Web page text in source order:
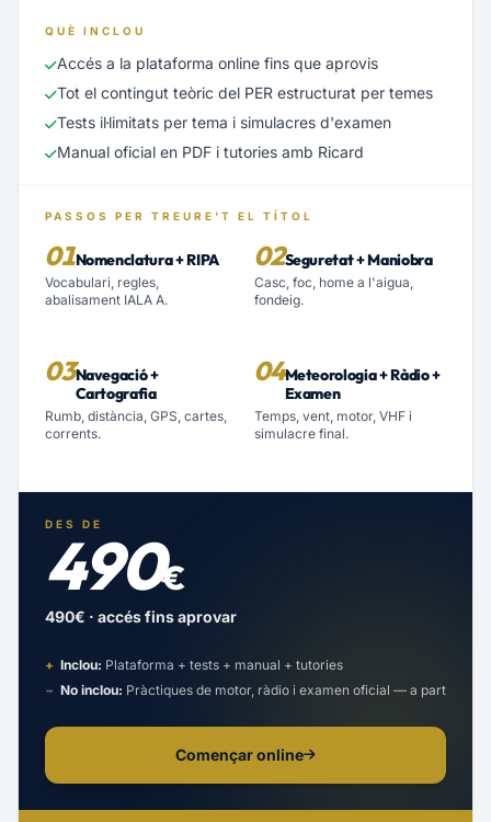
QUÈ INCLOU
Accés a la plataforma online fins que aprovis
Tot el contingut teòric del PER estructurat per temes
Tests il·limitats per tema i simulacres d'examen
Manual oficial en PDF i tutories amb Ricard
PASSOS PER TREURE'T EL TÍTOL
01Nomenclatura + RIPA
Vocabulari, regles,
abalisament IALA A.
02Seguretat + Maniobra
Casc, foc, home a l'aigua,
fondeig.
03Navegació +
Cartografia
Rumb, distància, GPS, cartes,
corrents.
04Meteorologia + Ràdio +
Examen
Temps, vent, motor, VHF i
simulacre final.
DES DE
490€
490€ · accés fins aprovar
+ Inclou: Plataforma + tests + manual + tutories
− No inclou: Pràctiques de motor, ràdio i examen oficial — a part
Començar online